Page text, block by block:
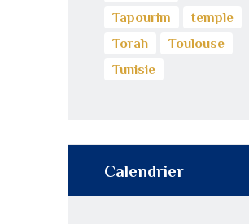
Tapourim
temple
Torah
Toulouse
Tunisie
Calendrier